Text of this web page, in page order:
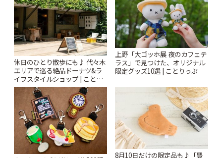
休日のひとり散歩にも♪ 代々木
エリアで巡る絶品ドーナツ&ラ
イフスタイルショップ | ことり
っぷ
上野「大ゴッホ展 夜のカフェテ
ラス」で見つけた、オリジナル
限定グッズ10選 | ことりっぷ
8月10日だけの限定品も♪「豊